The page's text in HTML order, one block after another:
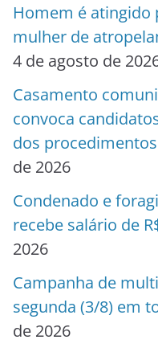
Homem é atingido
mulher de
4 de agosto de
Casamento
convoca
dos
de 2026
Condenado e
recebe salário de
2026
Campanha de
segunda (3/8) em
de 2026